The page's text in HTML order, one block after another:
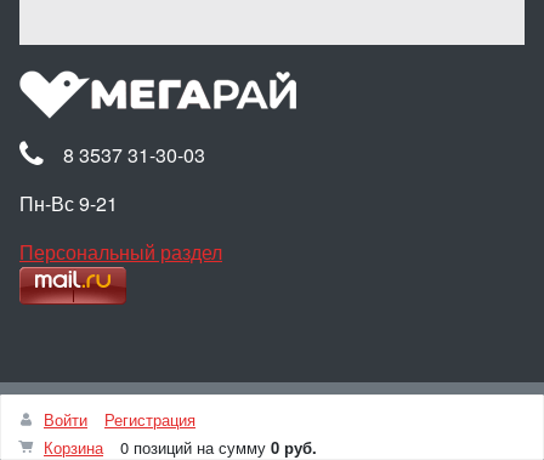
8 3537 31-30-03
Пн-Вс 9-21
Персональный раздел
© Интернет-магазин МЕГАРАЙ, 2025
Войти
Регистрация
Корзина
0 позиций на сумму 0 руб.